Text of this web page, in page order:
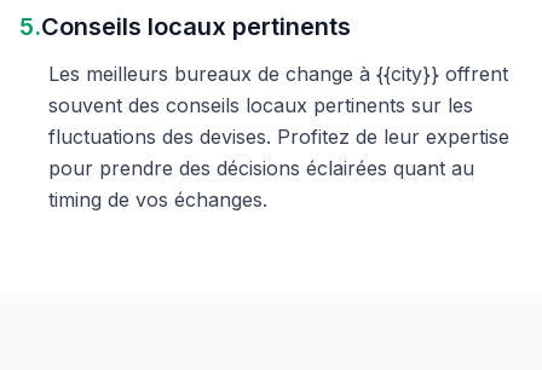
5.Conseils locaux pertinents
Les meilleurs bureaux de change à {{city}} offrent
souvent des conseils locaux pertinents sur les
fluctuations des devises. Profitez de leur expertise
pour prendre des décisions éclairées quant au
timing de vos échanges.